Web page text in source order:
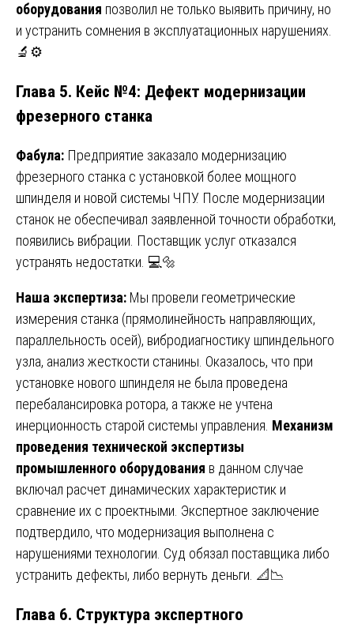
оборудования позволил не только выявить причину, но
и устранить сомнения в эксплуатационных нарушениях.
🔬⚙️
Глава 5. Кейс №4: Дефект модернизации
фрезерного станка
Фабула: Предприятие заказало модернизацию
фрезерного станка с установкой более мощного
шпинделя и новой системы ЧПУ. После модернизации
станок не обеспечивал заявленной точности обработки,
появились вибрации. Поставщик услуг отказался
устранять недостатки. 💻🔩
Наша экспертиза: Мы провели геометрические
измерения станка (прямолинейность направляющих,
параллельность осей), вибродиагностику шпиндельного
узла, анализ жесткости станины. Оказалось, что при
установке нового шпинделя не была проведена
перебалансировка ротора, а также не учтена
инерционность старой системы управления. Механизм
проведения технической экспертизы
промышленного оборудования в данном случае
включал расчет динамических характеристик и
сравнение их с проектными. Экспертное заключение
подтвердило, что модернизация выполнена с
нарушениями технологии. Суд обязал поставщика либо
устранить дефекты, либо вернуть деньги. 📐📉
Глава 6. Структура экспертного